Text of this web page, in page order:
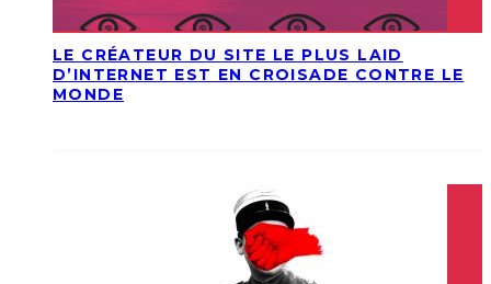
LE CRÉATEUR DU SITE LE PLUS LAID
D’INTERNET EST EN CROISADE CONTRE LE
MONDE